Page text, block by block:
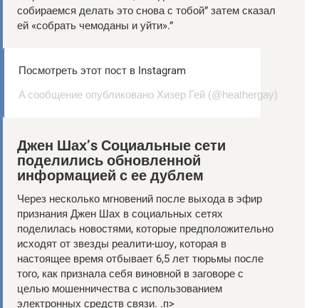
собираемся делать это снова с тобой” затем сказал
ей «собрать чемоданы и уйти».”
Посмотреть этот пост в Instagram
A сообщение опубликовано Хизер Гей (@heathergay)
Джен Шах’s Социальные сети
поделились обновленной
информацией с ее дублем
Через несколько мгновений после выхода в эфир
признания Джен Шах в социальных сетях
поделилась новостями, которые предположительно
исходят от звезды реалити-шоу, которая в
настоящее время отбывает 6,5 лет тюрьмы после
того, как признала себя виновной в заговоре с
целью мошенничества с использованием
электронных средств связи. .п>